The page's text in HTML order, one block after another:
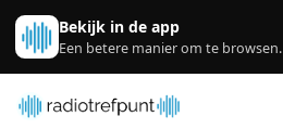
Spring naar bijdragen
Bekijk in de app
Een betere manier om te browsen.